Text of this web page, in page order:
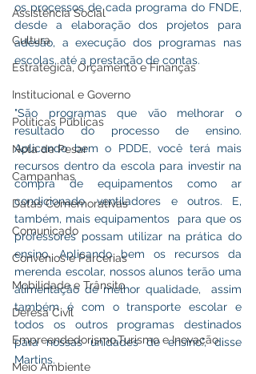
Assistência Social
Cultura
Estratégica, Orçamento e Finanças
Institucional e Governo
Políticas Públicas
Nota de Pesar
Campanhas
Datas Comemorativas
Comunicado
Convênios e Parcerias
Mobilidade e Trânsito
Defesa Civil
Empreendedorismo,Turismo e Inovação
Meio Ambiente
os processos de cada programa do FNDE,
desde a elaboração dos projetos para
adesão, a execução dos programas nas
escolas, até a prestação de contas.
"São programas que vão melhorar o
resultado do processo de ensino.
Aplicando bem o PDDE, você terá mais
recursos dentro da escola para investir na
compra de equipamentos como ar
condicionado, ventiladores e outros. E,
também, mais equipamentos  para que os
professores possam utilizar na prática do
ensino. Aplicando bem os recursos da
merenda escolar, nossos alunos terão uma
alimentação de melhor qualidade,  assim
também é com o transporte escolar e
todos os outros programas destinados
para nossas unidades de ensino", disse
Martins.